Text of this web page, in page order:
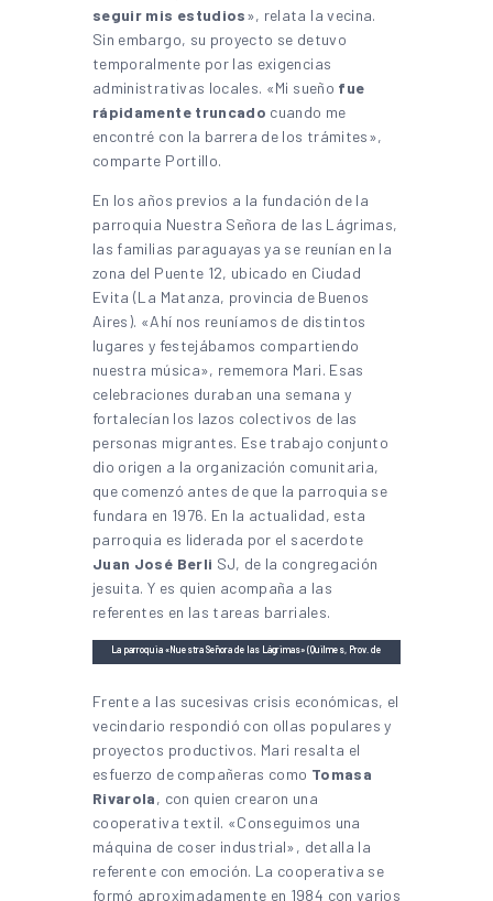
seguir mis estudios», relata la vecina.
Sin embargo, su proyecto se detuvo
temporalmente por las exigencias
administrativas locales. «Mi sueño fue
rápidamente truncado cuando me
encontré con la barrera de los trámites»,
comparte Portillo.
En los años previos a la fundación de la
parroquia Nuestra Señora de las Lágrimas,
las familias paraguayas ya se reunían en la
zona del Puente 12, ubicado en Ciudad
Evita (La Matanza, provincia de Buenos
Aires). «Ahí nos reuníamos de distintos
lugares y festejábamos compartiendo
nuestra música», rememora Mari. Esas
celebraciones duraban una semana y
fortalecían los lazos colectivos de las
personas migrantes. Ese trabajo conjunto
dio origen a la organización comunitaria,
que comenzó antes de que la parroquia se
fundara en 1976. En la actualidad, esta
parroquia es liderada por el sacerdote
Juan José Berli SJ, de la congregación
jesuita. Y es quien acompaña a las
referentes en las tareas barriales.
La parroquia «Nuestra Señora de las Lágrimas» (Quilmes, Prov. de
Frente a las sucesivas crisis económicas, el
vecindario respondió con ollas populares y
proyectos productivos. Mari resalta el
esfuerzo de compañeras como Tomasa
Rivarola, con quien crearon una
cooperativa textil. «Conseguimos una
máquina de coser industrial», detalla la
referente con emoción. La cooperativa se
formó aproximadamente en 1984 con varios